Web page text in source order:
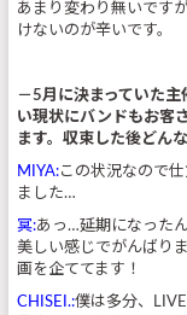
あまり変わり無いです
けないのが辛いです。
－5月に決まっていた
い現状にバンドもお客
ます。収束した後どん
MIYA:この状況なので
ました…
冥:あっ…延期になった
美しい感じでがんばり
画を企ててます！
CHISEI.:僕は多分、